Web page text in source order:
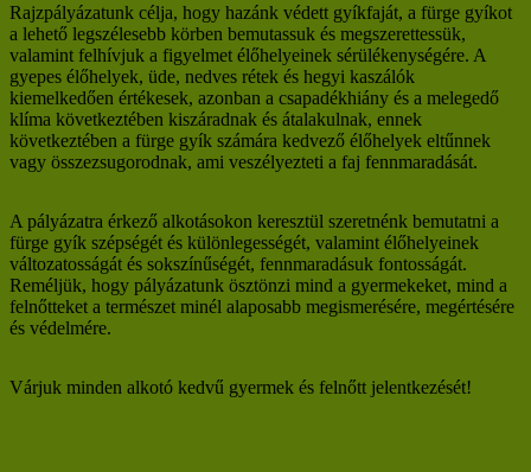
Rajzpályázatunk célja, hogy hazánk védett gyíkfaját, a fürge gyíkot
a lehető legszélesebb körben bemutassuk és megszerettessük,
valamint felhívjuk a figyelmet élőhelyeinek sérülékenységére. A
gyepes élőhelyek, üde, nedves rétek és hegyi kaszálók
kiemelkedően értékesek, azonban a csapadékhiány és a melegedő
klíma következtében kiszáradnak és átalakulnak, ennek
következtében a fürge gyík számára kedvező élőhelyek eltűnnek
vagy összezsugorodnak, ami veszélyezteti a faj fennmaradását.
A pályázatra érkező alkotásokon keresztül szeretnénk bemutatni a
fürge gyík szépségét és különlegességét, valamint élőhelyeinek
változatosságát és sokszínűségét, fennmaradásuk fontosságát.
Reméljük, hogy pályázatunk ösztönzi mind a gyermekeket, mind a
felnőtteket a természet minél alaposabb megismerésére, megértésére
és védelmére.
Várjuk minden alkotó kedvű gyermek és felnőtt jelentkezését!